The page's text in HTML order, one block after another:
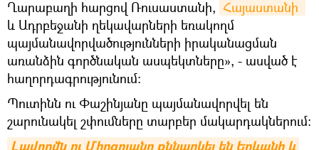
Ղարաբաղի հարցով Ռուսաստանի,
և Ադրբեջանի ղեկավարների եռակողմ
պայմանավորվածությունների իրականացման
առանձին գործնական ասպեկտները», - ասված է
հաղորդագրությունում։
Պուտինն ու Փաշինյանը պայմանավորվել են
շարունակել շփումները տարբեր մակարդակներում։
Լավրովն ու Միրզոյանը քննարկել են Երևանի և